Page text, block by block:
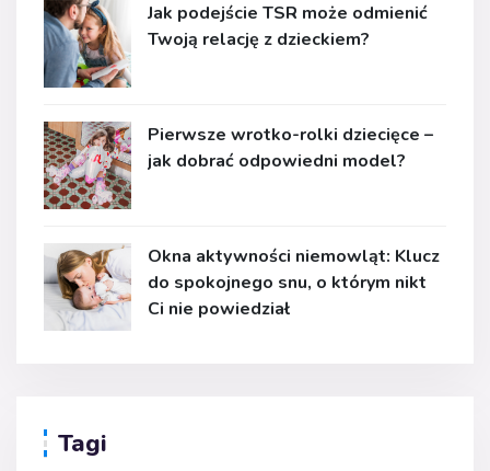
Jak podejście TSR może odmienić
Twoją relację z dzieckiem?
Pierwsze wrotko-rolki dziecięce –
jak dobrać odpowiedni model?
Okna aktywności niemowląt: Klucz
do spokojnego snu, o którym nikt
Ci nie powiedział
Tagi